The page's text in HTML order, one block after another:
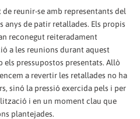
reunir-se amb representants del
anys de patir retallades. Els propis
reconegut reiteradament
a les reunions durant aquest
els pressupostos presentats. Allò
a revertir les retallades no ha
sinó la pressió exercida pels i per
i en un moment clau que
plantejades.